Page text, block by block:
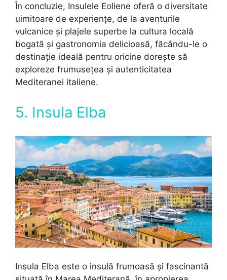
În concluzie, Insulele Eoliene oferă o diversitate
uimitoare de experiențe, de la aventurile
vulcanice și plajele superbe la cultura locală
bogată și gastronomia delicioasă, făcându-le o
destinație ideală pentru oricine dorește să
exploreze frumusețea și autenticitatea
Mediteranei italiene.
5. Insula Elba
Insula Elba este o insulă frumoasă și fascinantă